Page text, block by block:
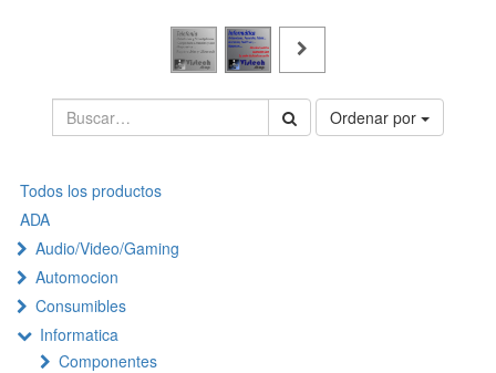
Ordenar por
Todos los productos
ADA
Audio/Video/Gaming
Automocion
Consumibles
Informatica
Componentes